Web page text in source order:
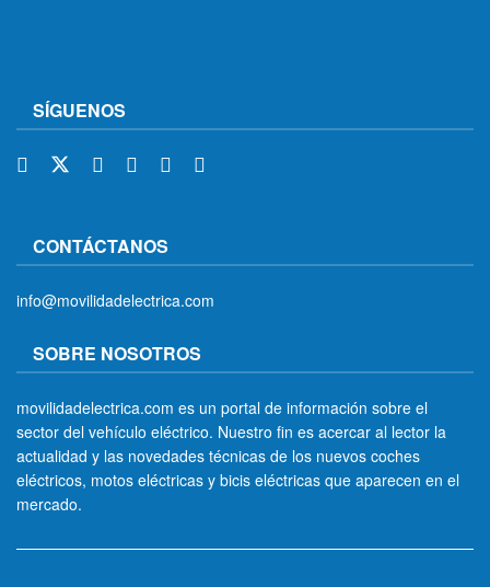
SÍGUENOS
CONTÁCTANOS
info@movilidadelectrica.com
SOBRE NOSOTROS
movilidadelectrica.com es un portal de información sobre el
sector del vehículo eléctrico. Nuestro fin es acercar al lector la
actualidad y las novedades técnicas de los nuevos coches
eléctricos, motos eléctricas y bicis eléctricas que aparecen en el
mercado.